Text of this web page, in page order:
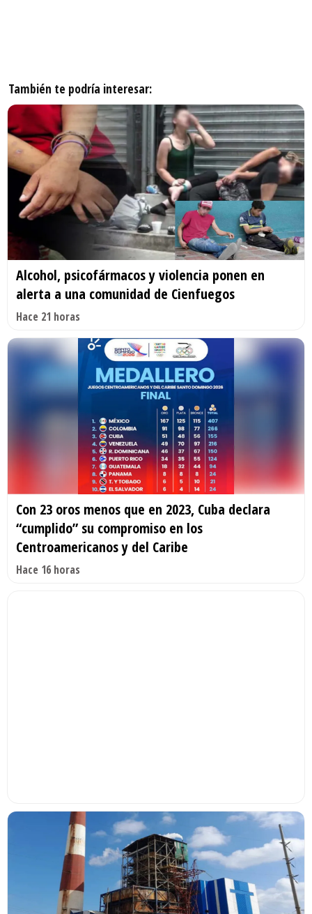
También te podría interesar:
Alcohol, psicofármacos y violencia ponen en
alerta a una comunidad de Cienfuegos
Hace 21 horas
Con 23 oros menos que en 2023, Cuba declara
“cumplido” su compromiso en los
Centroamericanos y del Caribe
Hace 16 horas